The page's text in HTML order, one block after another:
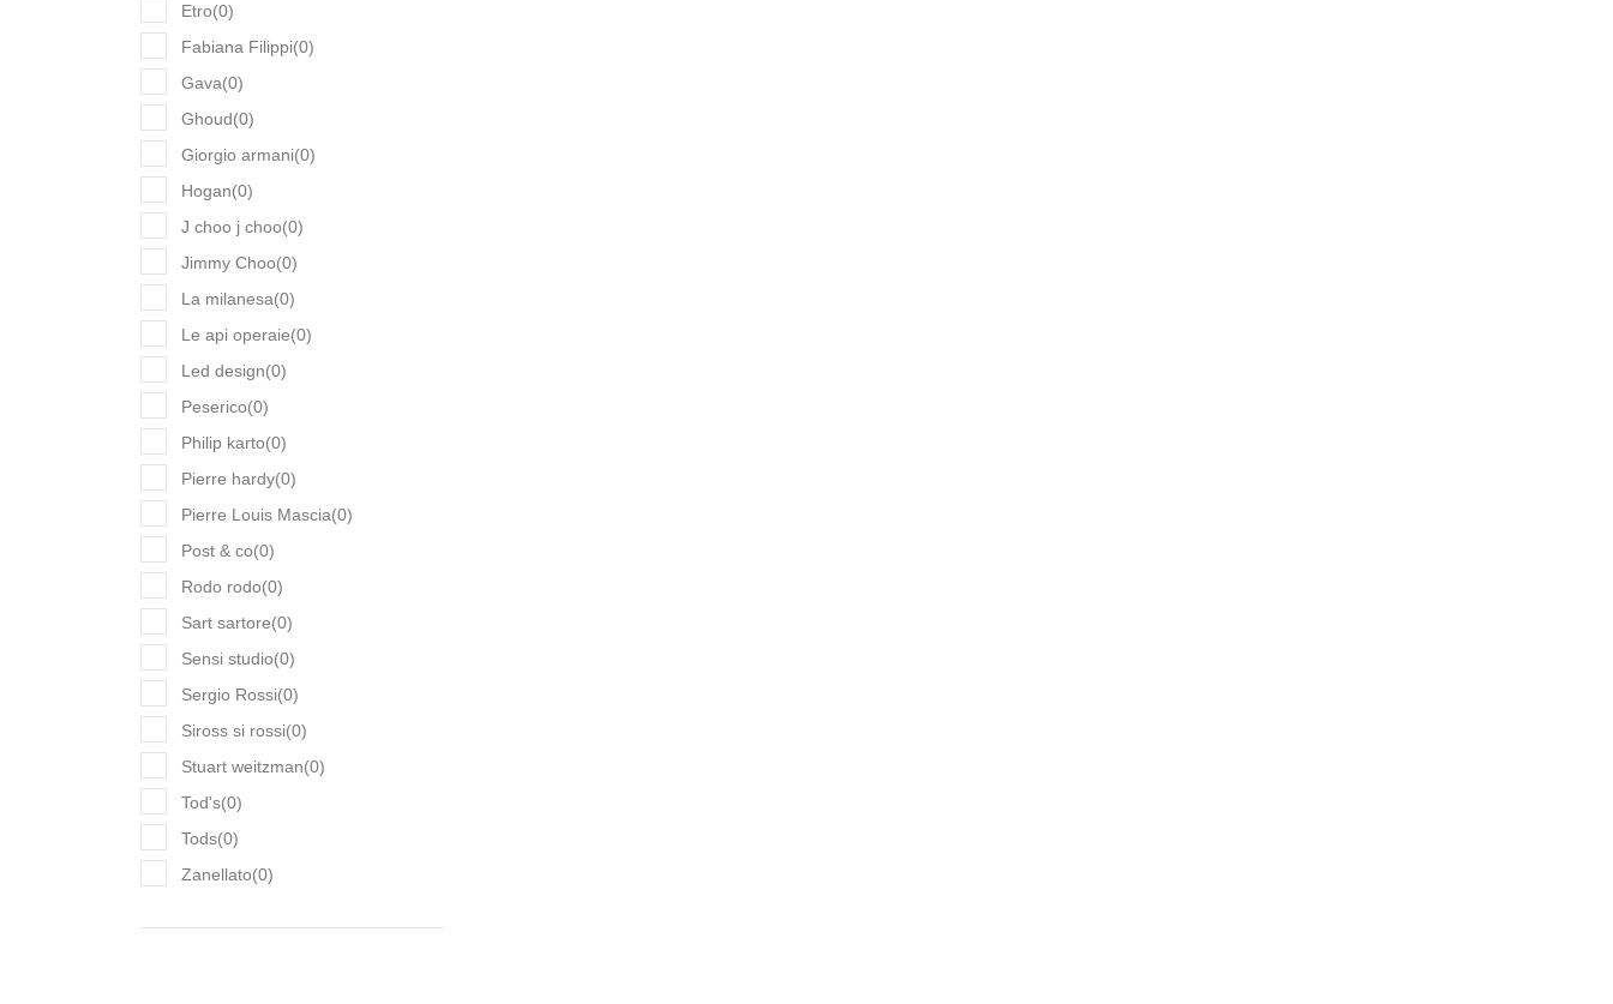
Etro(0)
Fabiana Filippi(0)
Gava(0)
Ghoud(0)
Giorgio armani(0)
Hogan(0)
J choo j choo(0)
Jimmy Choo(0)
La milanesa(0)
Le api operaie(0)
Led design(0)
Peserico(0)
Philip karto(0)
Pierre hardy(0)
Pierre Louis Mascia(0)
Post & co(0)
Rodo rodo(0)
Sart sartore(0)
Sensi studio(0)
Sergio Rossi(0)
Siross si rossi(0)
Stuart weitzman(0)
Tod's(0)
Tods(0)
Zanellato(0)